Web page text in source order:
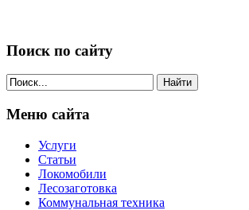
Поиск по сайту
Найти
Меню сайта
Услуги
Статьи
Локомобили
Лесозаготовка
Коммунальная техника